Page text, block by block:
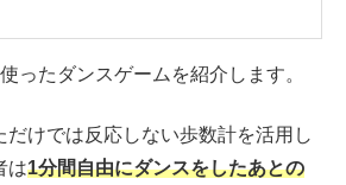
ったダンスゲームを紹介します。
だけでは反応しない歩数計を活用し
は1分間自由にダンスをしたあとの